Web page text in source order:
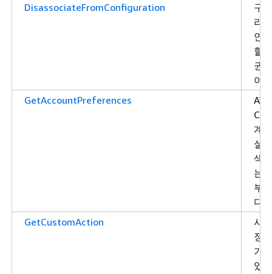
DisassociateFromConfiguration
구
리
연
할
권
여
GetAccountPreferences
계
설
색
는
부
다.
GetCustomAction
사
정
가
있